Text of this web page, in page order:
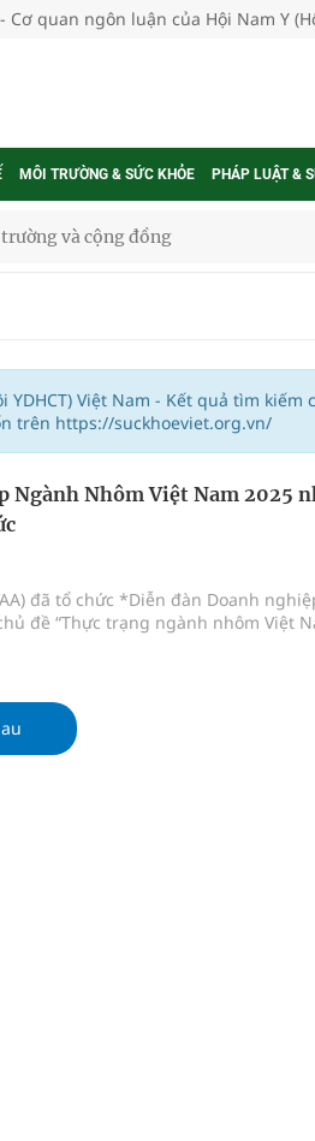
quan ngôn luận của Hội Nam Y
MÔI TRƯỜNG & SỨC KHỎE PHÁP LUẬT &
và cộng đồng
trị đột quỵ
ngày 19/8
hàng giả và gian lận thương
hơn 500 lượt khám
Việt Nam - Kết quả tìm kiếm
trên https://suckhoeviet.org.vn/
Ngành Nhôm Việt Nam 2025
đã tổ chức *Diễn đàn Doanh
đề “Thực trạng ngành nhôm Việt